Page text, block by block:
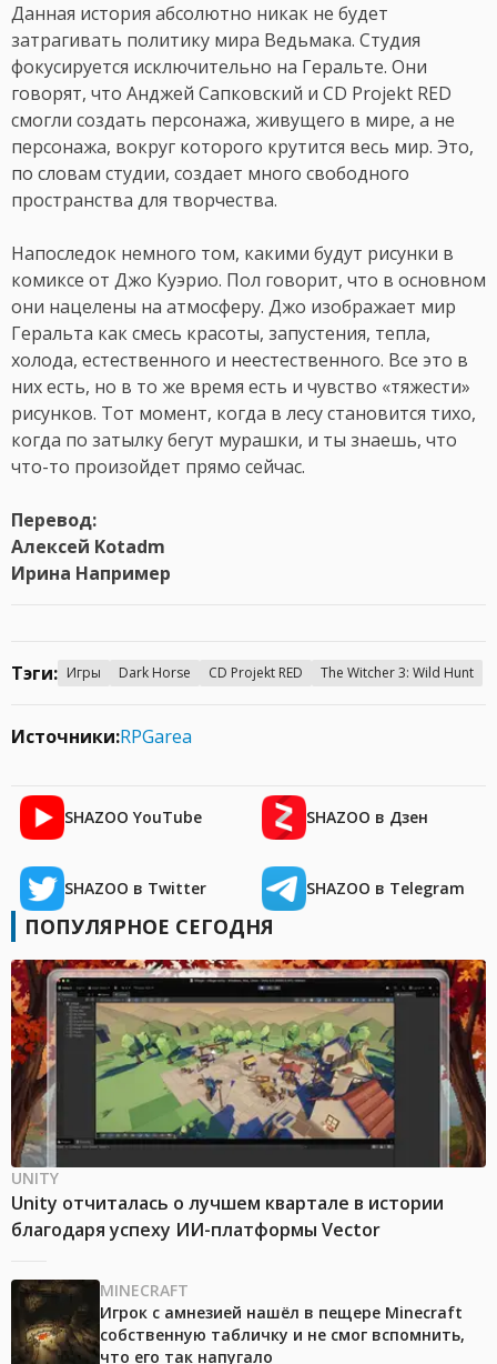
Данная история абсолютно никак не будет
затрагивать политику мира Ведьмака. Студия
фокусируется исключительно на Геральте. Они
говорят, что Анджей Сапковский и CD Projekt RED
смогли создать персонажа, живущего в мире, а не
персонажа, вокруг которого крутится весь мир. Это,
по словам студии, создает много свободного
пространства для творчества.
Напоследок немного том, какими будут рисунки в
комиксе от Джо Куэрио. Пол говорит, что в основном
они нацелены на атмосферу. Джо изображает мир
Геральта как смесь красоты, запустения, тепла,
холода, естественного и неестественного. Все это в
них есть, но в то же время есть и чувство «тяжести»
рисунков. Тот момент, когда в лесу становится тихо,
когда по затылку бегут мурашки, и ты знаешь, что
что-то произойдет прямо сейчас.
Перевод:
Алексей Kotadm
Ирина Например
Тэги: Игры Dark Horse CD Projekt RED The Witcher 3: Wild Hunt
Источники:RPGarea
SHAZOO YouTube SHAZOO в Дзен
SHAZOO в Twitter SHAZOO в Telegram
ПОПУЛЯРНОЕ СЕГОДНЯ
UNITY
Unity отчиталась о лучшем квартале в истории
благодаря успеху ИИ-платформы Vector
MINECRAFT
Игрок с амнезией нашёл в пещере Minecraft
собственную табличку и не смог вспомнить,
что его так напугало